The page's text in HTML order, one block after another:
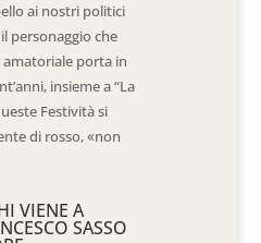
ai nostri politici
personaggio che
amatoriale porta in
insieme a “La
Festività si
di rosso, «non
VIENE A
SASSO